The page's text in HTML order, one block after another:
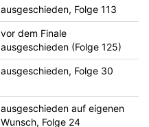
ausgeschieden, Folge 113
vor dem Finale
ausgeschieden (Folge 125)
ausgeschieden, Folge 30
ausgeschieden auf eigenen
Wunsch, Folge 24